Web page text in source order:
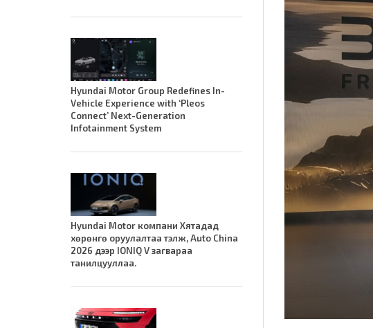
Hyundai Motor Group Redefines In-
Vehicle Experience with ‘Pleos
Connect’ Next-Generation
Infotainment System
Hyundai Motor компани Хятадад
хөрөнгө оруулалтаа тэлж, Auto China
2026 дээр IONIQ V загвараа
танилцууллаа.